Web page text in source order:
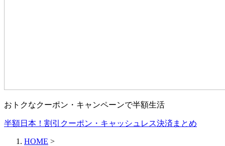
おトクなクーポン・キャンペーンで半額生活
半額日本！割引クーポン・キャッシュレス決済まとめ
HOME >